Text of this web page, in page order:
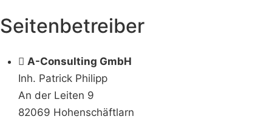
Seitenbetreiber
A-Consulting GmbH
Inh. Patrick Philipp
An der Leiten 9
82069 Hohenschäftlarn